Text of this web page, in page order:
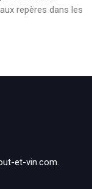
repères dans les
et-vin.com.